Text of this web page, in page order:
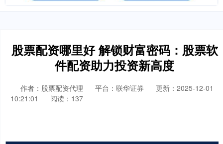
股票配资哪里好 解锁财富密码：股票软
件配资助力投资新高度
作者：股票配资代理 平台：联华证券
更新：2025-12-01
10:21:01
阅读：137